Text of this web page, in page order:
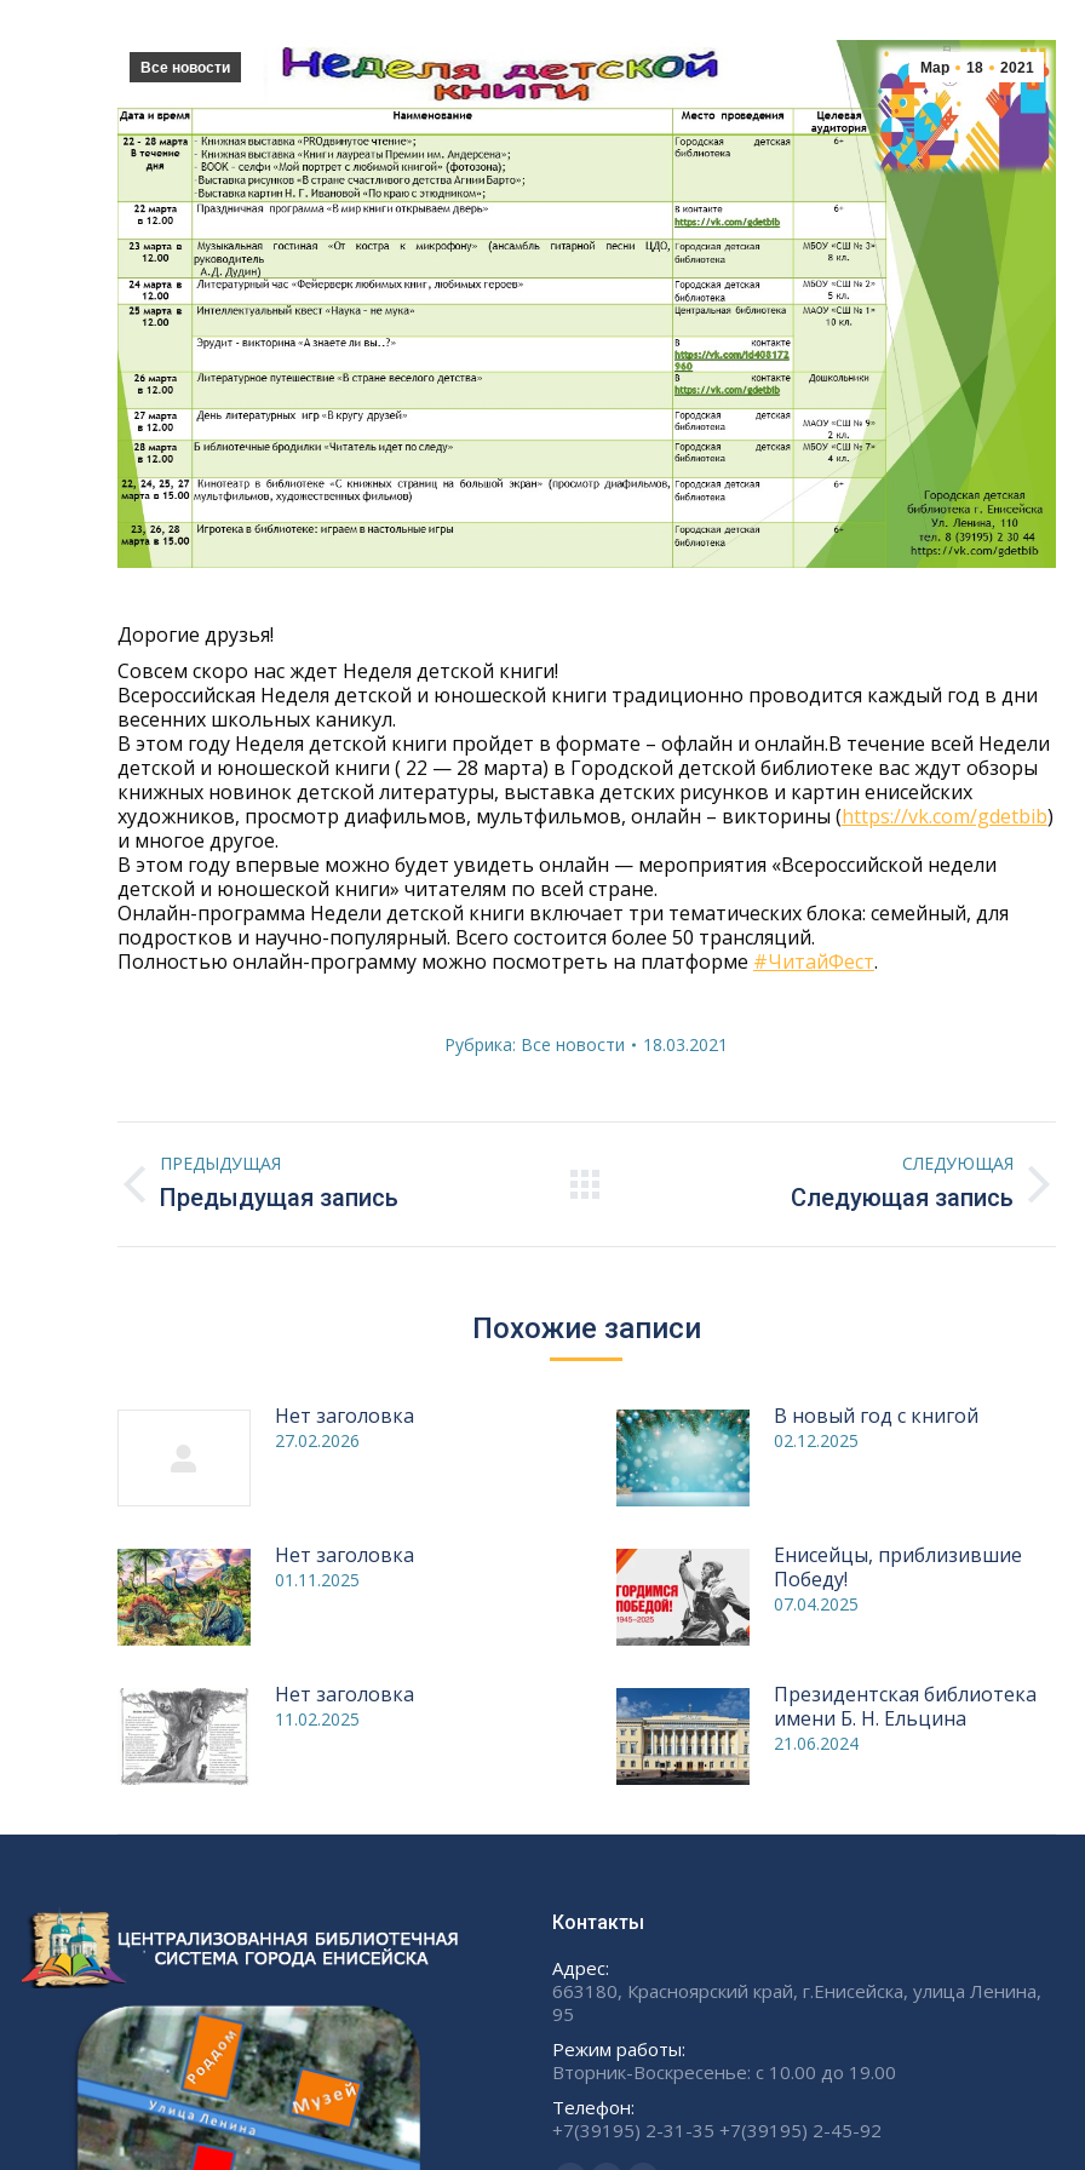
Мар 18 2021
Все новости
Дорогие друзья!
Совсем скоро нас ждет Неделя детской книги!
Всероссийская Неделя детской и юношеской книги традиционно проводится каждый год в дни
весенних школьных каникул.
В этом году Неделя детской книги пройдет в формате – офлайн и онлайн.В течение всей Недели
детской и юношеской книги ( 22 — 28 марта) в Городской детской библиотеке вас ждут обзоры
книжных новинок детской литературы, выставка детских рисунков и картин енисейских
художников, просмотр диафильмов, мультфильмов, онлайн – викторины (https://vk.com/gdetbib)
и многое другое.
В этом году впервые можно будет увидеть онлайн — мероприятия «Всероссийской недели
детской и юношеской книги» читателям по всей стране.
Онлайн-программа Недели детской книги включает три тематических блока: семейный, для
подростков и научно-популярный. Всего состоится более 50 трансляций.
Полностью онлайн-программу можно посмотреть на платформе #ЧитайФест.
Рубрика: Все новости 18.03.2021
Навигация
по
записям
ПРЕДЫДУЩАЯ
Предыдущая
запись:
Предыдущая запись
СЛЕДУЮЩАЯ
Следующая запись
Похожие записи
Нет заголовка
27.02.2026
В новый год с книгой
02.12.2025
Нет заголовка
01.11.2025
Енисейцы, приблизившие
Победу!
07.04.2025
Нет заголовка
11.02.2025
Президентская библиотека
имени Б. Н. Ельцина
21.06.2024
Контакты
Адрес:
663180, Красноярский край, г.Енисейска, улица Ленина,
95
Режим работы:
Вторник-Воскресенье: с 10.00 до 19.00
Телефон:
+7(39195) 2-31-35 +7(39195) 2-45-92